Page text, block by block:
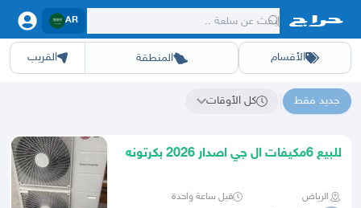
AR
الأقسام المنطقة القريب أجهزةعقار ديل وظائفالعابتدريب برمجةالحدائق الشرقيهجدهمكه المدينةالطايف حائلأبهاعسيرالباحة
جديد فقط كل الأوقات
للبيع 6مكيفات ال جي اصدار 2026 بكرتونه
الرياض قبل ساعة واحدة